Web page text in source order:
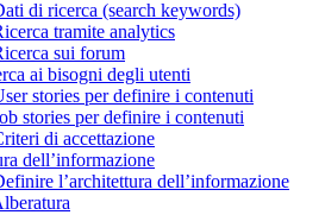
di ricerca (search keywords)
tramite analytics
sui forum
ai bisogni degli utenti
stories per definire i contenuti
stories per definire i contenuti
di accettazione
dell’informazione
l’architettura dell’informazione